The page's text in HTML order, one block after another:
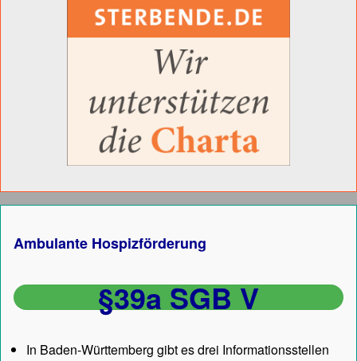
Ambulante Hospizförderung
§39a SGB V
In Baden-Württemberg gibt es drei Informationsstellen